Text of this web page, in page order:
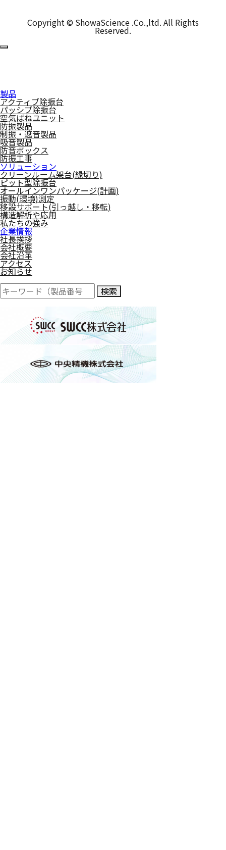
Copyright © ShowaScience .Co.,ltd. All Rights
Reserved.
製品
アクティブ除振台
パッシブ除振台
空気ばねユニット
防振製品
制振・遮音製品
吸音製品
防音ボックス
防振工事
ソリューション
クリーンルーム架台(縁切り)
ピット型除振台
オールインワンパッケージ(計画)
振動(環境)測定
移設サポート(引っ越し・移転)
構造解析や応用
私たちの強み
企業情報
社長挨拶
会社概要
会社沿革
アクセス
お知らせ
検索